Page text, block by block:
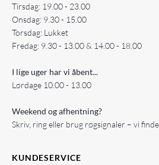
Tirsdag: 19.00 - 23.00
Onsdag: 9.30 - 15.00
Torsdag: Lukket
Fredag: 9.30 - 13.00 & 14.00 - 18.00
I lige uger har vi åbent...
Lørdage 10.00 - 13.00
Weekend og afhentning?
Skriv, ring eller brug røgsignaler – vi
KUNDESERVICE